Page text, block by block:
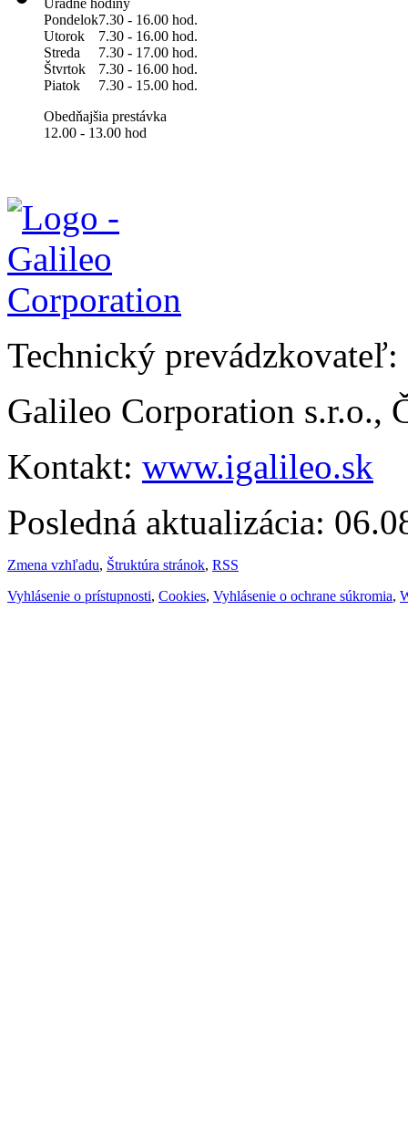
Úradné hodiny
Pondelok7.30 - 16.00 hod.
Utorok
7.30 - 16.00 hod.
Streda
7.30 - 17.00 hod.
Štvrtok
7.30 - 16.00 hod.
Piatok
7.30 - 15.00 hod.
Obedňajšia prestávka
12.00 - 13.00 hod
Technický prevádzkovateľ:
Galileo Corporation s.r.o.,
Kontakt: www.igalileo.sk
Posledná aktualizácia:
Zmena vzhľadu, Štruktúra stránok, RSS
Vyhlásenie o prístupnosti, Cookies, Vyhlásenie o ochrane súkromia,